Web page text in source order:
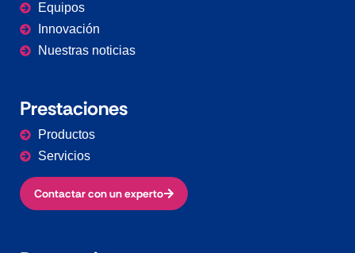
Equipos
Innovación
Nuestras noticias
Prestaciones
Productos
Servicios
Contactar con un experto